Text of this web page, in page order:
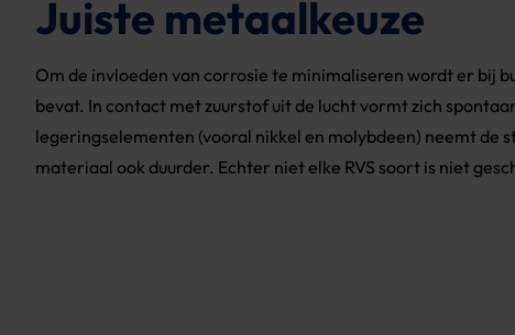
Juiste metaalkeuze
Om de invloeden van corrosie te minimaliseren wordt er bij
bevat. In contact met zuurstof uit de lucht vormt zich
legeringselementen (vooral nikkel en molybdeen) neemt
materiaal ook duurder. Echter niet elke RVS soort is niet